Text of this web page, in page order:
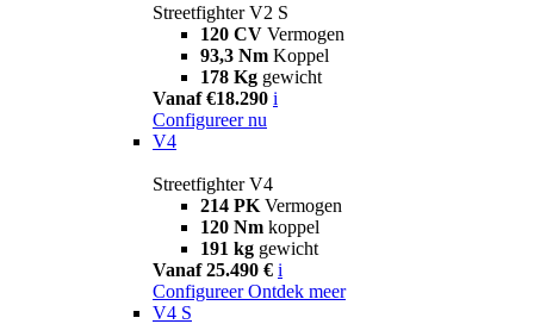
Streetfighter V2 S
120 CV Vermogen
93,3 Nm Koppel
178 Kg gewicht
Vanaf €18.290 i
Configureer nu
V4
Streetfighter V4
214 PK Vermogen
120 Nm koppel
191 kg gewicht
Vanaf 25.490 € i
Configureer Ontdek meer
V4 S